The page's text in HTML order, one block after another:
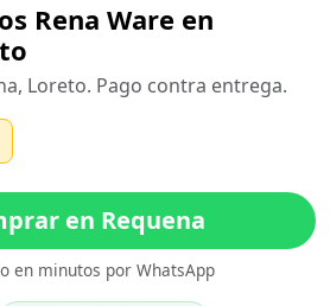
Rena Ware en
Loreto. Pago contra entrega.
en Requena
en minutos por WhatsApp